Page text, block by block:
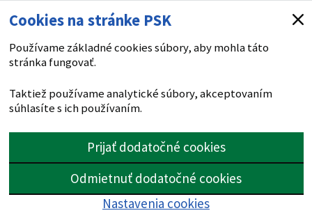
Cookies na stránke PSK
Používame základné cookies súbory, aby mohla táto
stránka fungovať.
Taktiež používame analytické súbory, akceptovaním
súhlasíte s ich používaním.
Prijať dodatočné cookies
Odmietnuť dodatočné cookies
Nastavenia cookies